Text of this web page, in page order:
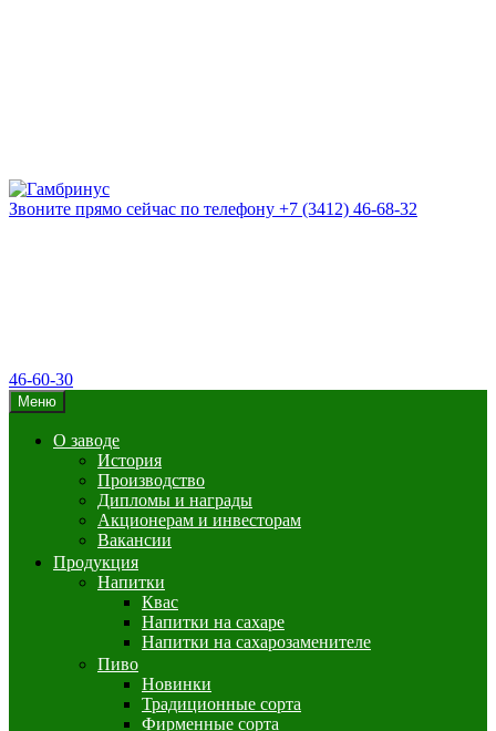
Звоните прямо сейчас по телефону +7 (3412) 46-68-32
46-60-30
Меню
О заводе
История
Производство
Дипломы и награды
Акционерам и инвесторам
Вакансии
Продукция
Напитки
Квас
Напитки на сахаре
Напитки на сахарозаменителе
Пиво
Новинки
Традиционные сорта
Фирменные сорта